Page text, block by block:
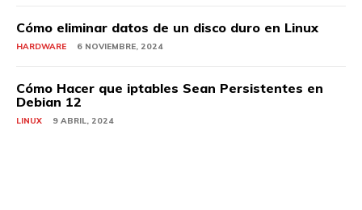
Cómo eliminar datos de un disco duro en Linux
HARDWARE 6 NOVIEMBRE, 2024
Cómo Hacer que iptables Sean Persistentes en
Debian 12
LINUX 9 ABRIL, 2024